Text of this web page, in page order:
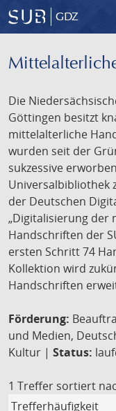
GDZ
Die
Göttingen besitzt
mittelalterliche
wurden seit der
sukzessive
Universalbibliothek
der Deutschen
„Digitalisierung der
Handschriften der
ersten Schritt 74
Kollektion wird
Handschriften
Förderung:
und Medien,
Kultur | Status:
1 Treffer sortiert